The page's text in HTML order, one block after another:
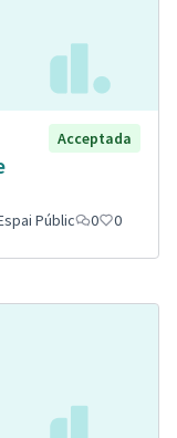
Acceptada
Públic 0 0